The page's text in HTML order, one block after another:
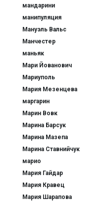
мандарини
манипуляция
Мануэль Вальс
Манчестер
маньяк
Мари Йованович
Мариуполь
Мария Мезенцева
маргарин
Марин Вовк
Марина Барсук
Марина Мазепа
Марина Ставнийчук
марио
Мария Гайдар
Мария Кравец
Мария Шарапова